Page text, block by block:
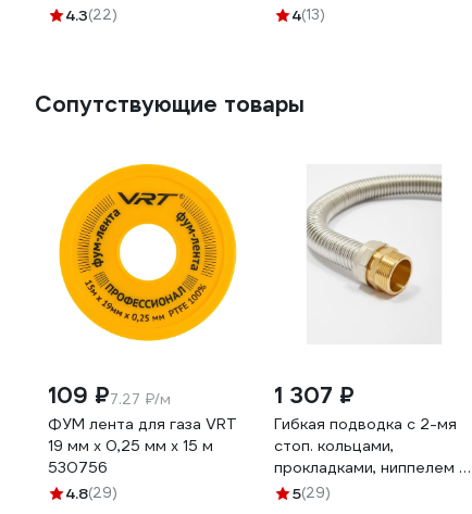
МОЦБА TSB-732-WH03
4.3(22)
См-МОЦБА TSB-731-B02
4(13)
Сопутствующие товары
109 ₽7.27 ₽/м
ФУМ лента для газа VRT
19 мм х 0,25 мм х 15 м
530756
4.8(29)
1 307 ₽
Гибкая подводка с 2-мя
стоп. кольцами,
прокладками, ниппелем и
гайками 1" Kofulso KF
5(29)